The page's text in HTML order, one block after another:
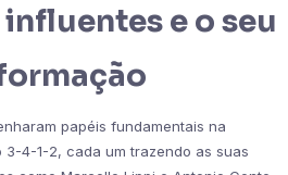
e o seu
papéis fundamentais na
4-1-2, cada um trazendo as suas